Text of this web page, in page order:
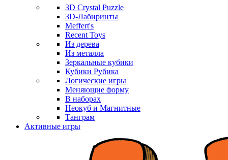
3D Crystal Puzzle
3D-Лабиринты
Meffert's
Recent Toys
Из дерева
Из металла
Зеркальные кубики
Кубики Рубика
Логические игры
Меняющие форму
В наборах
Неокуб и Магнитные
Танграм
Активные игры